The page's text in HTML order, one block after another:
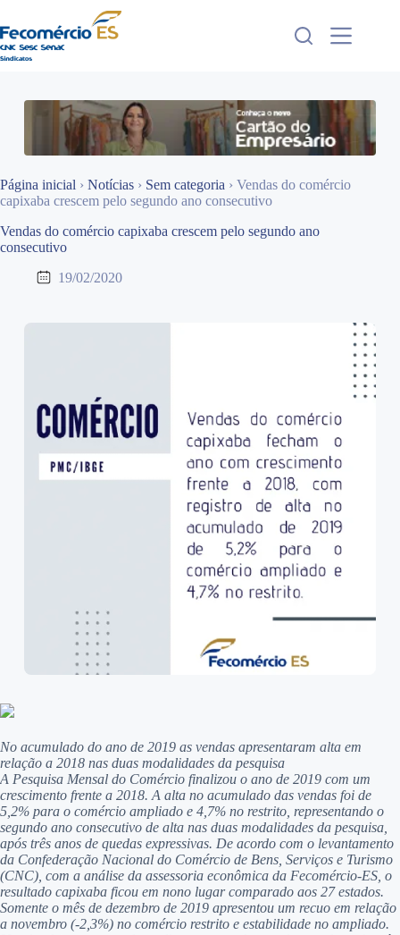
para
o
conteúdo
Página inicial › Notícias › Sem categoria › Vendas do comércio
capixaba crescem pelo segundo ano consecutivo
Vendas do comércio capixaba crescem pelo segundo ano
consecutivo
19/02/2020
No acumulado do ano de 2019 as vendas apresentaram alta em
relação a 2018 nas duas modalidades da pesquisa
A Pesquisa Mensal do Comércio finalizou o ano de 2019 com um
crescimento frente a 2018. A alta no acumulado das vendas foi de
5,2% para o comércio ampliado e 4,7% no restrito, representando o
segundo ano consecutivo de alta nas duas modalidades da pesquisa,
após três anos de quedas expressivas. De acordo com o levantamento
da Confederação Nacional do Comércio de Bens, Serviços e Turismo
(CNC), com a análise da assessoria econômica da Fecomércio-ES, o
resultado capixaba ficou em nono lugar comparado aos 27 estados.
Somente o mês de dezembro de 2019 apresentou um recuo em relação
a novembro (-2,3%) no comércio restrito e estabilidade no ampliado.